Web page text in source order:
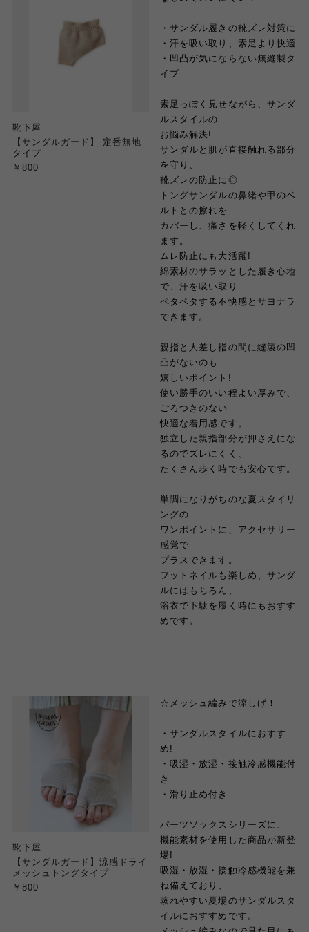
靴下屋
【サンダルガード】 定番無地
タイプ
￥800
・サンダル履きの靴ズレ対策に
・汗を吸い取り、素足より快適
・凹凸が気にならない無縫製タ
イプ
素足っぽく見せながら、サンダ
ルスタイルの
お悩み解決!
サンダルと肌が直接触れる部分
を守り、
靴ズレの防止に◎
トングサンダルの鼻緒や甲のベ
ルトとの擦れを
カバーし、痛さを軽くしてくれ
ます。
ムレ防止にも大活躍!
綿素材のサラッとした履き心地
で、汗を吸い取り
ペタペタする不快感とサヨナラ
できます。
親指と人差し指の間に縫製の凹
凸がないのも
嬉しいポイント!
使い勝手のいい程よい厚みで、
ごろつきのない
快適な着用感です。
独立した親指部分が押さえにな
るのでズレにくく、
たくさん歩く時でも安心です。
単調になりがちのな夏スタイリ
ングの
ワンポイントに、アクセサリー
感覚で
プラスできます。
フットネイルも楽しめ、サンダ
ルにはもちろん、
浴衣で下駄を履く時にもおすす
めです。
靴下屋
【サンダルガード】涼感ドライ
メッシュトングタイプ
￥800
☆メッシュ編みで涼しげ！
・サンダルスタイルにおすす
め!
・吸湿・放湿・接触冷感機能付
き
・滑り止め付き
パーツソックスシリーズに、
機能素材を使用した商品が新登
場!
吸湿・放湿・接触冷感機能を兼
ね備えており、
蒸れやすい夏場のサンダルスタ
イルにおすすめです。